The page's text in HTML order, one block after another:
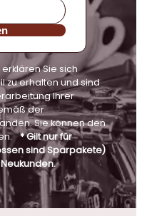
Sie sich
zu erhalten und sind
Ihrer
der
Sie können den
* Gilt nur für
sind Sparpakete)